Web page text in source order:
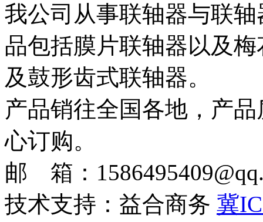
我公司从事联轴器与联
品包括膜片联轴器以及
及鼓形齿式联轴器。
产品销往全国各地，产
心订购。
邮 箱：
技术支持：益合商务 冀